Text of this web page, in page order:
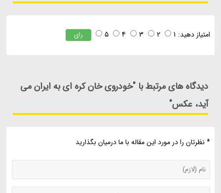
امتیاز دهید: 1
2
3
4
5 رای
دیدگاه های مرتبط با "خودروی خان کره ای به ایران می
آید، عکس"
* نظرتان را در مورد این مقاله با ما درمیان بگذارید